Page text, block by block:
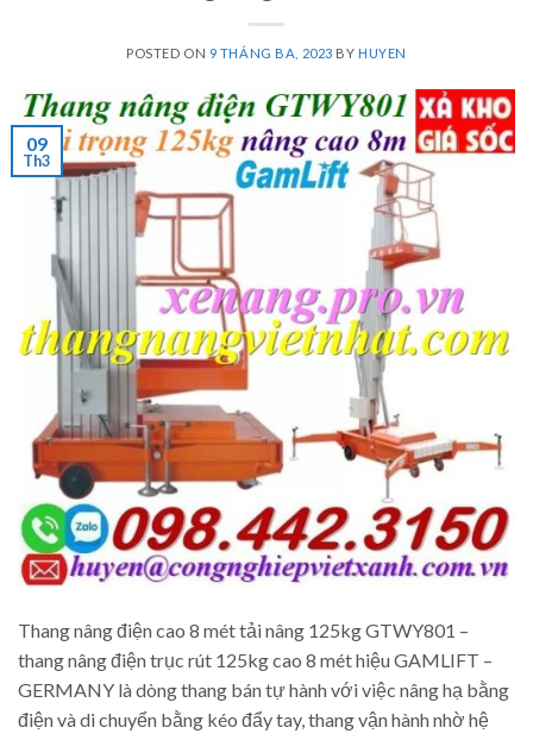
POSTED ON 9 THÁNG BA, 2023 BY HUYEN
09
Th3
Thang nâng điện cao 8 mét tải nâng 125kg GTWY801 –
thang nâng điện trục rút 125kg cao 8 mét hiệu GAMLIFT –
GERMANY là dòng thang bán tự hành với việc nâng hạ bằng
điện và di chuyển bằng kéo đẩy tay, thang vận hành nhờ hệ